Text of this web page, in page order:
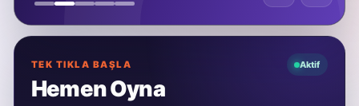
TEK TIKLA BAŞLA
Hemen Oyna
Aktif